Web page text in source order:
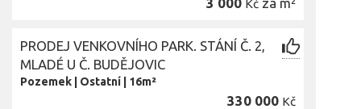
Kč
PRODEJ VENKOVNÍHO PARK. STÁNÍ Č. 2,
MLADÉ U Č. BUDĚJOVIC
Pozemek Ostatní 16m²
330 000 Kč